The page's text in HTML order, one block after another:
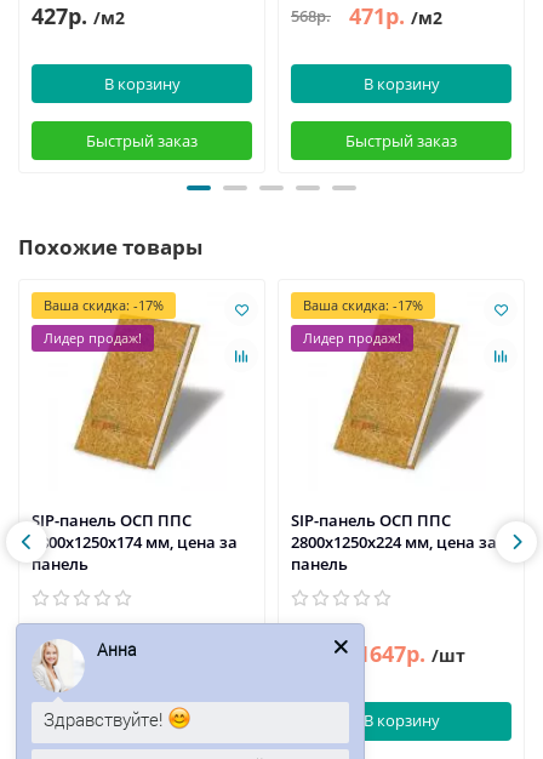
427р. /м2
В корзину
Быстрый заказ
568р. 471р. /м2
В корзину
Быстрый заказ
Похожие товары
Ваша скидка: -17%
Лидер продаж!
SIP-панель ОСП ППС
2800х1250х174 мм, цена за
панель
1746р. 1449р.
В корзину
Ваша скидка: -17%
Лидер продаж!
SIP-панель ОСП ППС
2800х1250х224 мм, цена за
панель
1984р. 1647р. /шт
В корзину
Анна
Здравствуйте!